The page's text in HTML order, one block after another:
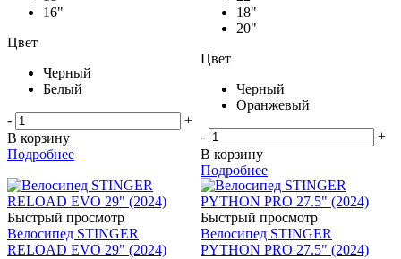
16"
Цвет
Черный
Белый
-
+
В корзину
Подробнее
18"
20"
Цвет
Черный
Оранжевый
-
+
В корзину
Подробнее
Быстрый просмотр
Велосипед STINGER
RELOAD EVO 29" (2024)
Быстрый просмотр
Велосипед STINGER
PYTHON PRO 27.5" (2024)